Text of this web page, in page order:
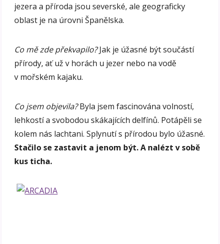
jezera a příroda jsou severské, ale geograficky
oblast je na úrovni Španělska.
Co mě zde překvapilo?Jak je úžasné být součástí
přírody, ať už v horách u jezer nebo na vodě
v mořském kajaku.
Co jsem objevila?Byla jsem fascinována volností,
lehkostí a svobodou skákajících delfínů. Potápěli se
kolem nás lachtani. Splynutí s přírodou bylo úžasné.
Stačilo se zastavit a jenom být. A nalézt v sobě
kus ticha.